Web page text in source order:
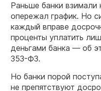
Раньше банки
опережал график. Но
каждый вправе
проценты уплатить
деньгами банка — об
353-ФЗ.
Но банки порой
не препятствуют